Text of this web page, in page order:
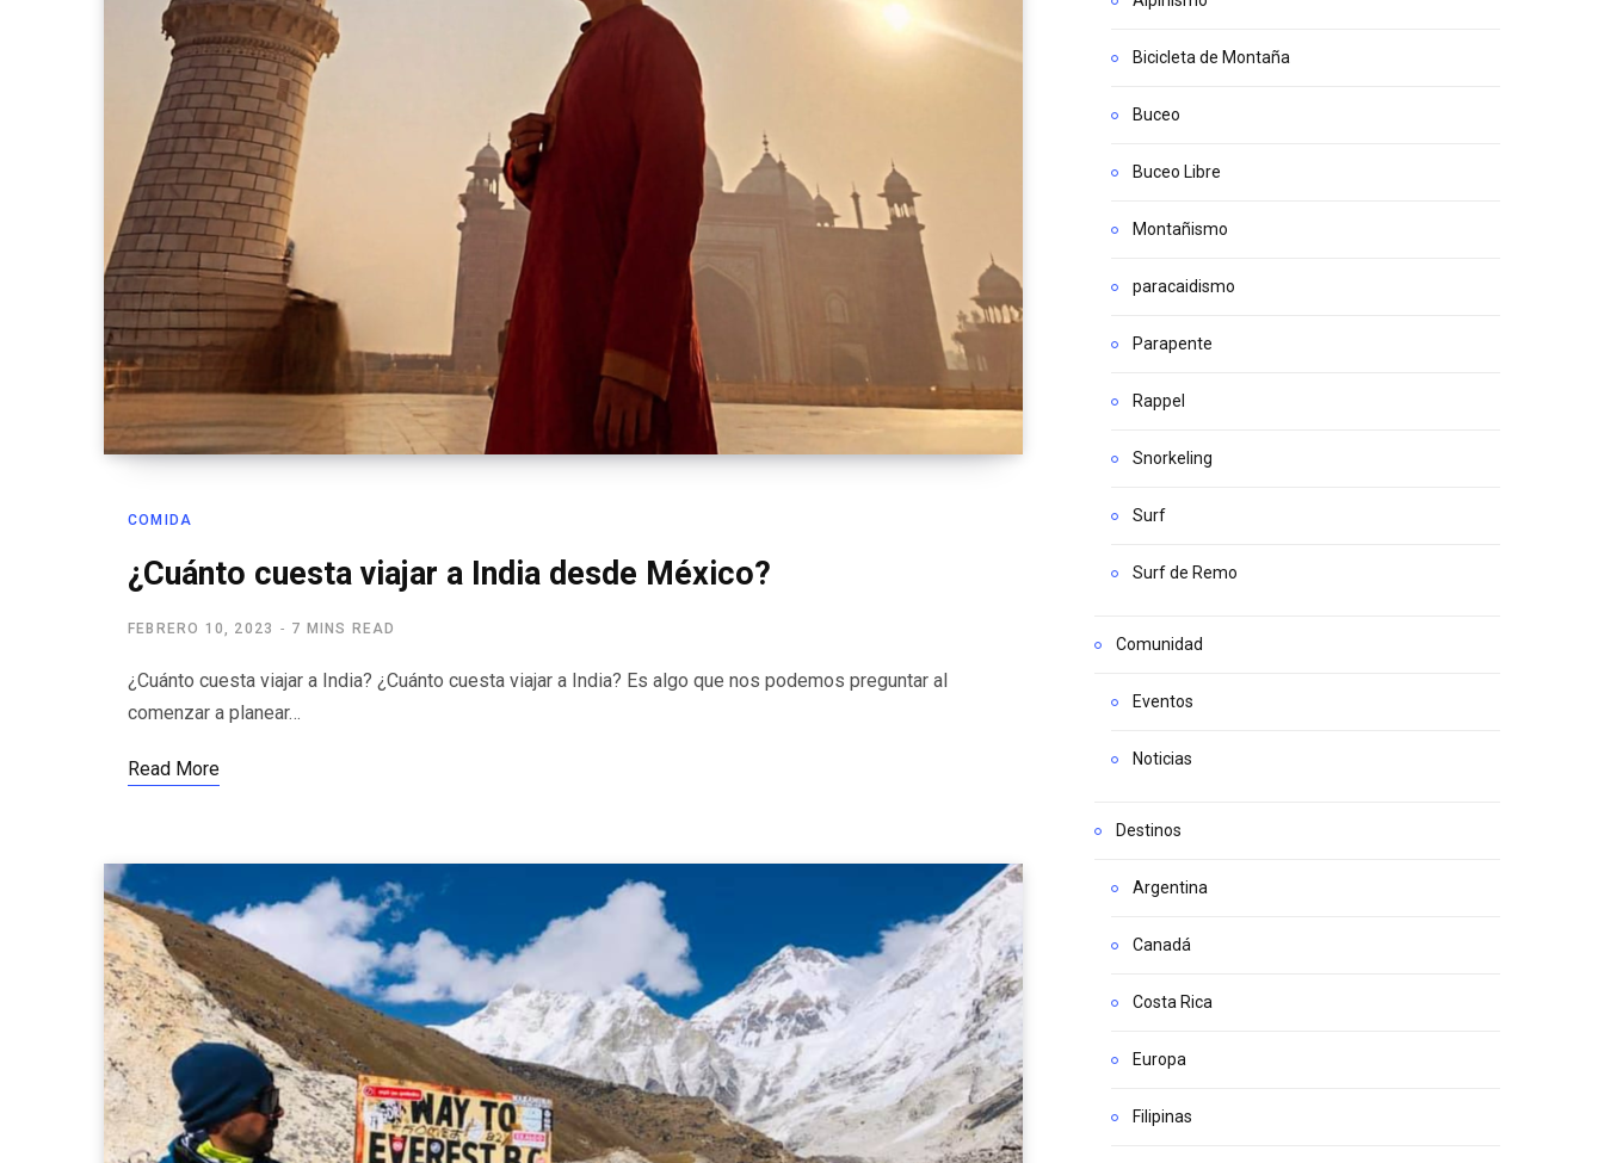
COMIDA
¿Cuánto cuesta viajar a India desde México?
FEBRERO 10, 2023 7 MINS READ
¿Cuánto cuesta viajar a India? ¿Cuánto cuesta viajar a India? Es algo que nos podemos preguntar al
comenzar a planear…
Read More
Bicicleta de Montaña
Buceo
Buceo Libre
Montañismo
paracaidismo
Parapente
Rappel
Snorkeling
Surf
Surf de Remo
Comunidad
Eventos
Noticias
Destinos
Argentina
Canadá
Costa Rica
Europa
Filipinas